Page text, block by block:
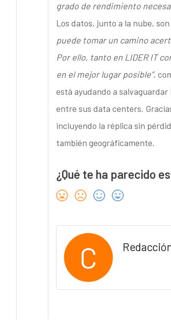
grado de rendimiento
Los datos, junto a la nube,
puede tomar un camino
Por ello, tanto en LIDER IT
en el mejor lugar posible”,
está ayudando a
entre sus data centers.
incluyendo la réplica sin
también geográficamente.
¿Qué te ha parecido
C